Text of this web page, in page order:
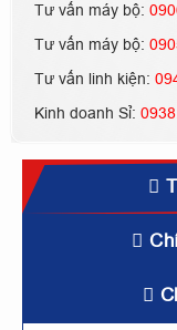
Tư vấn máy bộ:
Tư vấn máy bộ:
Tư vấn linh kiện:
Kinh doanh Sỉ: